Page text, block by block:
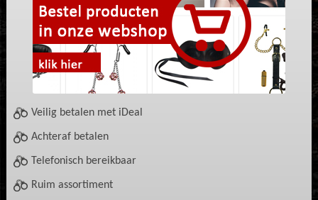
Veilig betalen met iDeal
Achteraf betalen
Telefonisch bereikbaar
Ruim assortiment